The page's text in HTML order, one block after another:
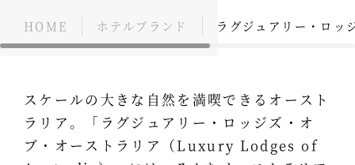
HOME ホテルブランド ラグジュアリー・ロッ
スケールの大きな自然を満喫できるオースト
ラリア。「ラグジュアリー・ロッジズ・オ
ブ・オーストラリア（Luxury Lodges of